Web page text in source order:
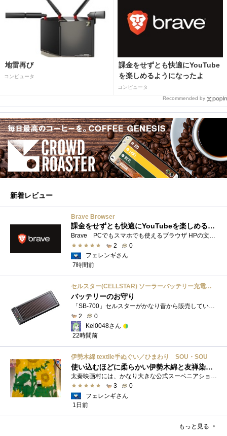
地雷再び
コンピュータ
課金をせずとも快適にYouTube
を楽しめるようになったよ
コンピュータ
Recommended by
新着レビュー
Brave Browser
課金をせずとも快適にYouTubeを楽しめるようになったよ
Brave PCでもスマホでも使えるブラウザ HPの文言は 広告やトラッカーがブロックされるから、訪問するサイトをよりすっきりした表示で閲覧でき�...
2
0
フェレンギさん
7時間前
セルスター(CELLSTAR) ソーラーバッテリー充電器 SB-700 DC12V専用
バッテリーのお守り
2
0
Kei0048さん
22時間前
伊勢木綿 textile手ぬぐい／ひまわり SOU・SOU
使い込むほどに柔らかい伊勢木綿と友禅染の発色を楽しむ
3
0
フェレンギさん
1日前
もっと見る